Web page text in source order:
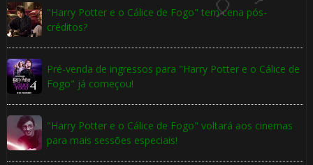
"Harry Potter e o Cálice de Fogo" tem cena pós-
créditos?
Pré-venda de ingressos para "Harry Potter e o Cálice de
Fogo" já começou!
"Harry Potter e o Cálice de Fogo" voltará aos cinemas
para mais sessões especiais!
🎈